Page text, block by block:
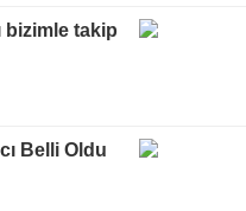
bizimle takip
Belli Oldu